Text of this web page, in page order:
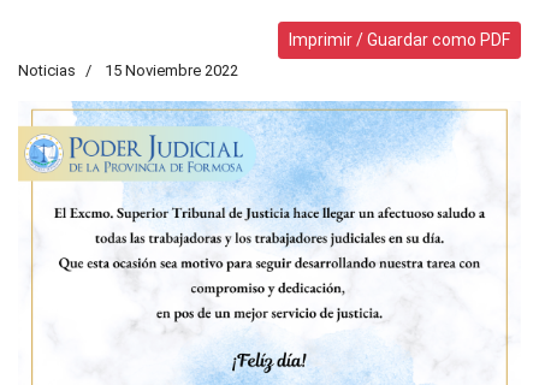
Imprimir / Guardar como PDF
Noticias 15 Noviembre 2022